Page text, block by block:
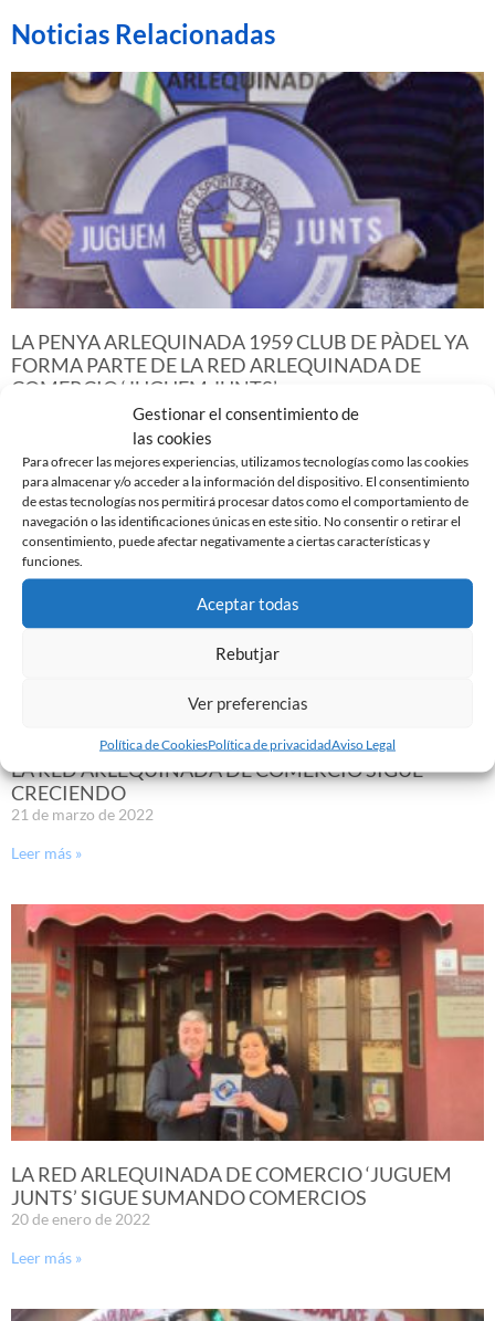
Gestionar el consentimiento de
las cookies
Para ofrecer las mejores experiencias, utilizamos tecnologías como las cookies
para almacenar y/o acceder a la información del dispositivo. El consentimiento
de estas tecnologías nos permitirá procesar datos como el comportamiento de
navegación o las identificaciones únicas en este sitio. No consentir o retirar el
consentimiento, puede afectar negativamente a ciertas características y
funciones.
Aceptar todas
Rebutjar
Ver preferencias
Política de CookiesPolítica de privacidadAviso Legal
Noticias Relacionadas
LA PENYA ARLEQUINADA 1959 CLUB DE PÀDEL YA
FORMA PARTE DE LA RED ARLEQUINADA DE
COMERCIO ‘JUGUEM JUNTS’
25 de marzo de 2022
LA RED ARLEQUINADA DE COMERCIO SIGUE
CRECIENDO
21 de marzo de 2022
Leer más »
LA RED ARLEQUINADA DE COMERCIO ‘JUGUEM
JUNTS’ SIGUE SUMANDO COMERCIOS
20 de enero de 2022
Leer más »